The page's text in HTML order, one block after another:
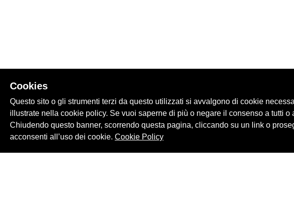
Cookies
Questo sito o gli strumenti terzi da questo utilizzati si avvalgono di cookie
illustrate nella cookie policy. Se vuoi saperne di più o negare il consenso a tutti
Chiudendo questo banner, scorrendo questa pagina, cliccando su un link o
acconsenti all’uso dei cookie. Cookie Policy